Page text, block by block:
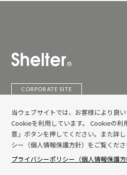
当ウェブサイトでは、お客様により良い
Cookieを利用しています。 Cookieの利
意」ボタンを押してください。また詳
シー（個人情報保護方針）をご覧くださ
プライバシーポリシー（個人情報保護方
CORPORATE SITE
Privacy Policy
copyright © SHELTER CO,LTD. All